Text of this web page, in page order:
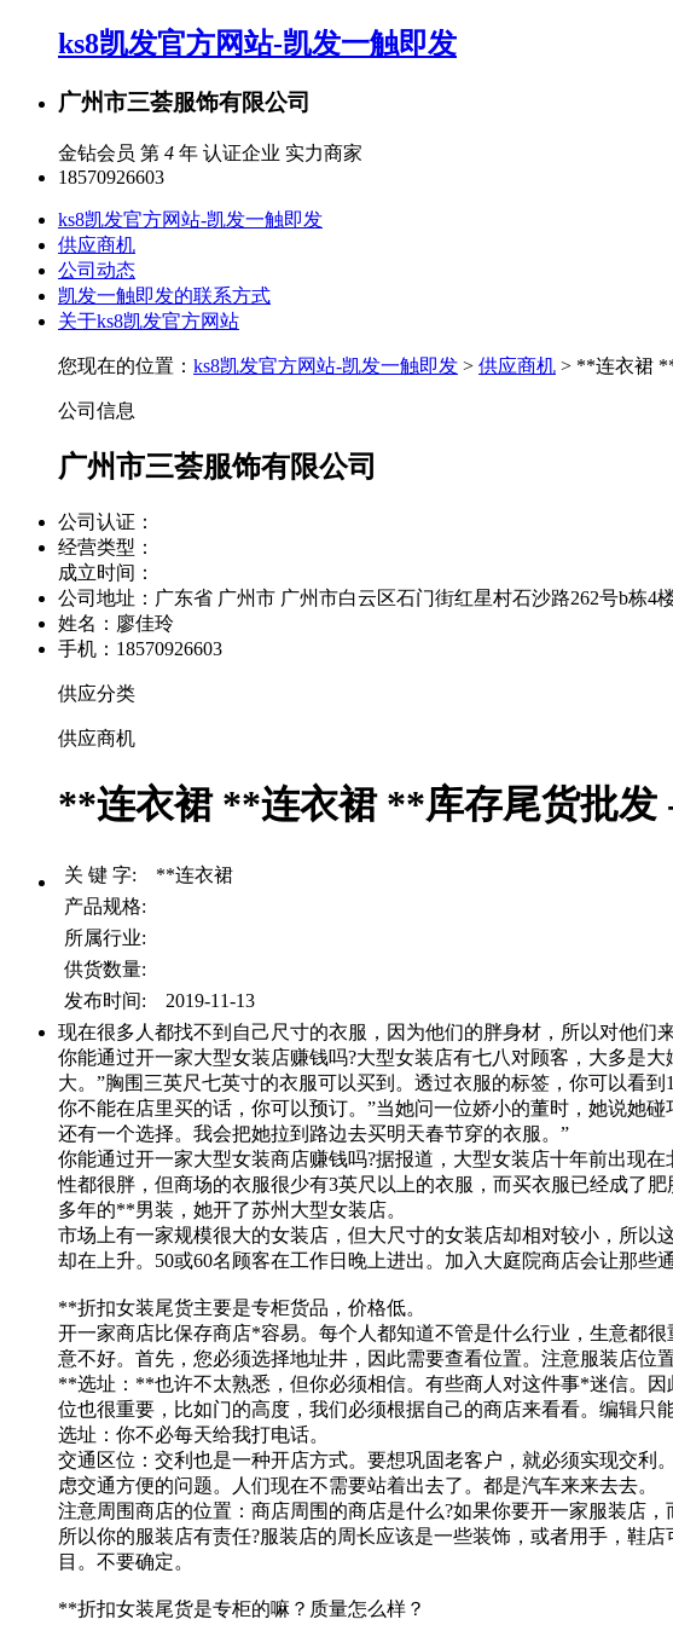
ks8凯发官方网站-凯发一触即发
广州市三荟服饰有限公司
金钻会员 第 4 年 认证企业 实力商家
18570926603
ks8凯发官方网站-凯发一触即发
供应商机
公司动态
凯发一触即发的联系方式
关于ks8凯发官方网站
您现在的位置： ks8凯发官方网站-凯发一触即发 > 供应商机 > **连衣裙
公司信息
广州市三荟服饰有限公司
公司认证：
经营类型：
成立时间：
公司地址： 广东省 广州市 广州市白云区石门街红星村石沙路262号b栋4
姓名：廖佳玲
手机：18570926603
供应分类
供应商机
**连衣裙 **连衣裙 **库存尾货批发
关 键 字: **连衣裙
产品规格:
所属行业:
供货数量:
发布时间: 2019-11-13
现在很多人都找不到自己尺寸的衣服，因为他们的胖身材，所以对他们
你能通过开一家大型女装店赚钱吗?大型女装店有七八对顾客，大多是
大。”胸围三英尺七英寸的衣服可以买到。透过衣服的标签，你可以看
你不能在店里买的话，你可以预订。”当她问一位娇小的董时，她说她
还有一个选择。我会把她拉到路边去买明天春节穿的衣服。”
你能通过开一家大型女装商店赚钱吗?据报道，大型女装店十年前出现
性都很胖，但商场的衣服很少有3英尺以上的衣服，而买衣服已经成了
多年的**男装，她开了苏州大型女装店。
市场上有一家规模很大的女装店，但大尺寸的女装店却相对较小，所
却在上升。50或60名顾客在工作日晚上进出。加入大庭院商店会让那些
**折扣女装尾货主要是专柜货品，价格低。
开一家商店比保存商店*容易。每个人都知道不管是什么行业，生意都
意不好。首先，您必须选择地址井，因此需要查看位置。注意服装店
**选址：**也许不太熟悉，但你必须相信。有些商人对这件事*迷信。
位也很重要，比如门的高度，我们必须根据自己的商店来看看。编辑只
选址：你不必每天给我打电话。
交通区位：交利也是一种开店方式。要想巩固老客户，就必须实现交
虑交通方便的问题。人们现在不需要站着出去了。都是汽车来来去去。
注意周围商店的位置：商店周围的商店是什么?如果你要开一家服装店
所以你的服装店有责任?服装店的周长应该是一些装饰，或者用手，鞋
目。不要确定。
**折扣女装尾货是专柜的嘛？质量怎么样？